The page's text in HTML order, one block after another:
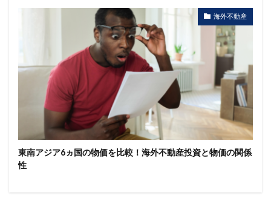
海外不動産
東南アジア6ヵ国の物価を比較！海外不動産投資と物価の関係
性